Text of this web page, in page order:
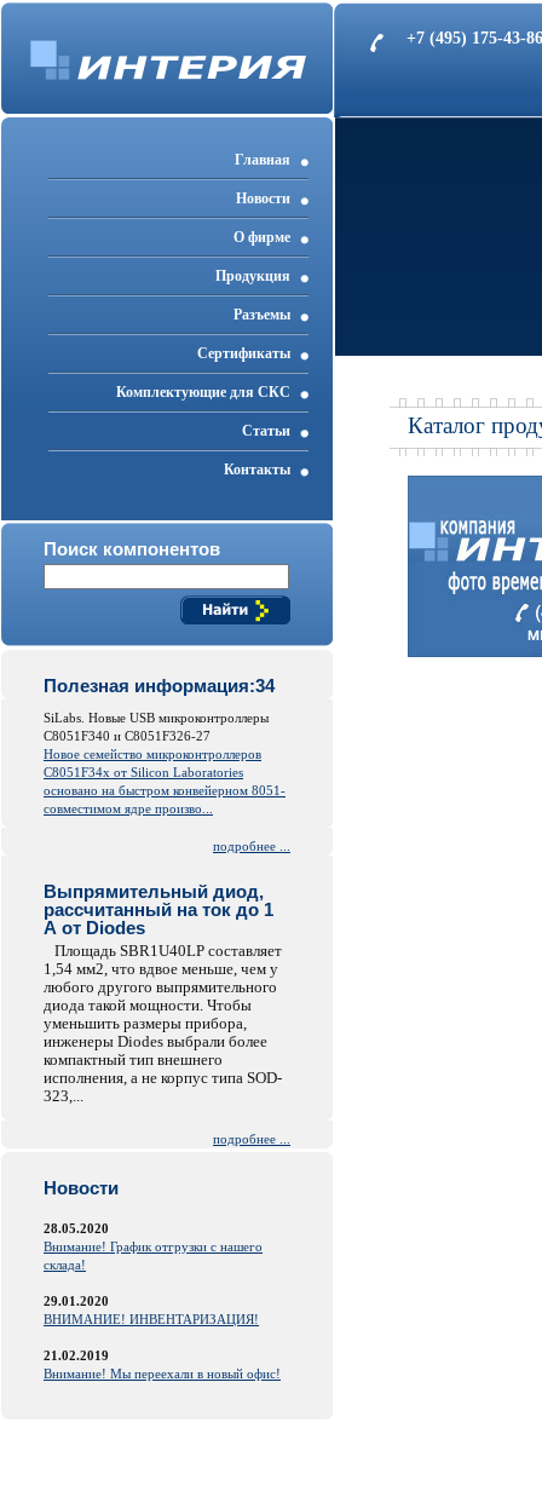
+7 (495) 175-43-
Главная
Новости
О фирме
Продукция
Разъемы
Cертификаты
Комплектующие для СКС
Статьи
Контакты
Поиск компонентов
Полезная информация:34
SiLabs. Новые USB микроконтроллеры
C8051F340 и C8051F326-27
Новое семейство микроконтроллеров
C8051F34x от Silicon Laboratories
основано на быстром конвейерном 8051-
совместимом ядре произво...
подробнее ...
Выпрямительный диод,
рассчитанный на ток до 1
А от Diodes
Площадь SBR1U40LP составляет
1,54 мм2, что вдвое меньше, чем у
любого другого выпрямительного
диода такой мощности. Чтобы
уменьшить размеры прибора,
инженеры Diodes выбрали более
компактный тип внешнего
исполнения, а не корпус типа SOD-
323,...
подробнее ...
Новости
28.05.2020
Внимание! График отгрузки с нашего
склада!
29.01.2020
ВНИМАНИЕ! ИНВЕНТАРИЗАЦИЯ!
21.02.2019
Внимание! Мы переехали в новый офис!
Каталог